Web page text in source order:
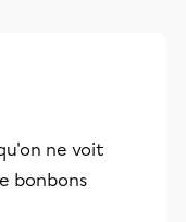
ne voit
bonbons